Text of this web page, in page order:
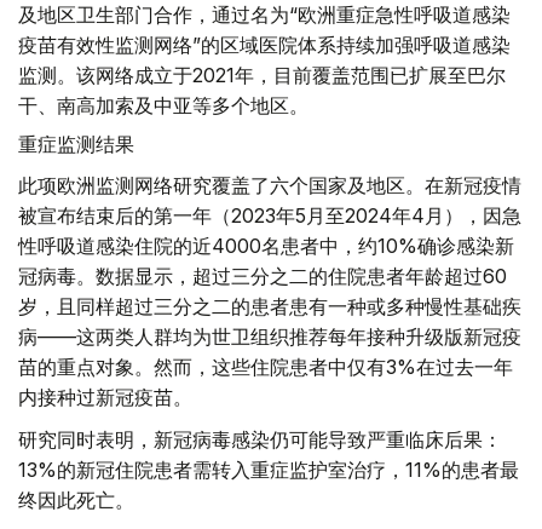
及地区卫生部门合作，通过名为“欧洲重症急性呼吸道感染
疫苗有效性监测网络”的区域医院体系持续加强呼吸道感染
监测。该网络成立于2021年，目前覆盖范围已扩展至巴尔
干、南高加索及中亚等多个地区。
重症监测结果
此项欧洲监测网络研究覆盖了六个国家及地区。在新冠疫情
被宣布结束后的第一年（2023年5月至2024年4月），因急
性呼吸道感染住院的近4000名患者中，约10%确诊感染新
冠病毒。数据显示，超过三分之二的住院患者年龄超过60
岁，且同样超过三分之二的患者患有一种或多种慢性基础疾
病——这两类人群均为世卫组织推荐每年接种升级版新冠疫
苗的重点对象。然而，这些住院患者中仅有3%在过去一年
内接种过新冠疫苗。
研究同时表明，新冠病毒感染仍可能导致严重临床后果：
13%的新冠住院患者需转入重症监护室治疗，11%的患者最
终因此死亡。